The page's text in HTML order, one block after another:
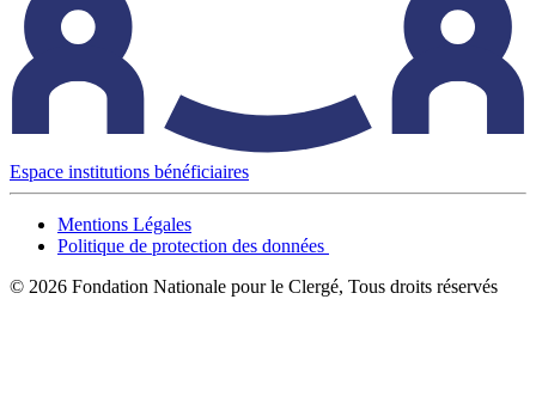
Espace institutions bénéficiaires
Mentions Légales
Politique de protection des données
© 2026 Fondation Nationale pour le Clergé, Tous droits réservés